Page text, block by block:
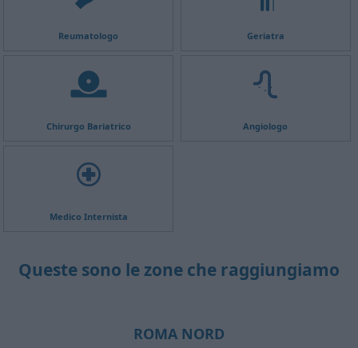
Reumatologo Geriatra
Chirurgo Bariatrico Angiologo
Medico Internista
Queste sono le zone che raggiungiamo
ROMA NORD